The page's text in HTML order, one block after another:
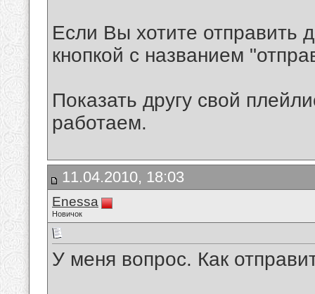
Если Вы хотите отправить
кнопкой с названием
Показать другу свой
работаем.
11.04.2010, 18:03
Enessa
Новичок
У меня вопрос. Как